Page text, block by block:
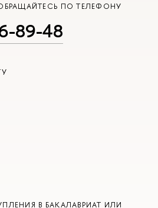
ПО ТЕЛЕФОНУ
89-48
В БАКАЛАВРИАТ ИЛИ